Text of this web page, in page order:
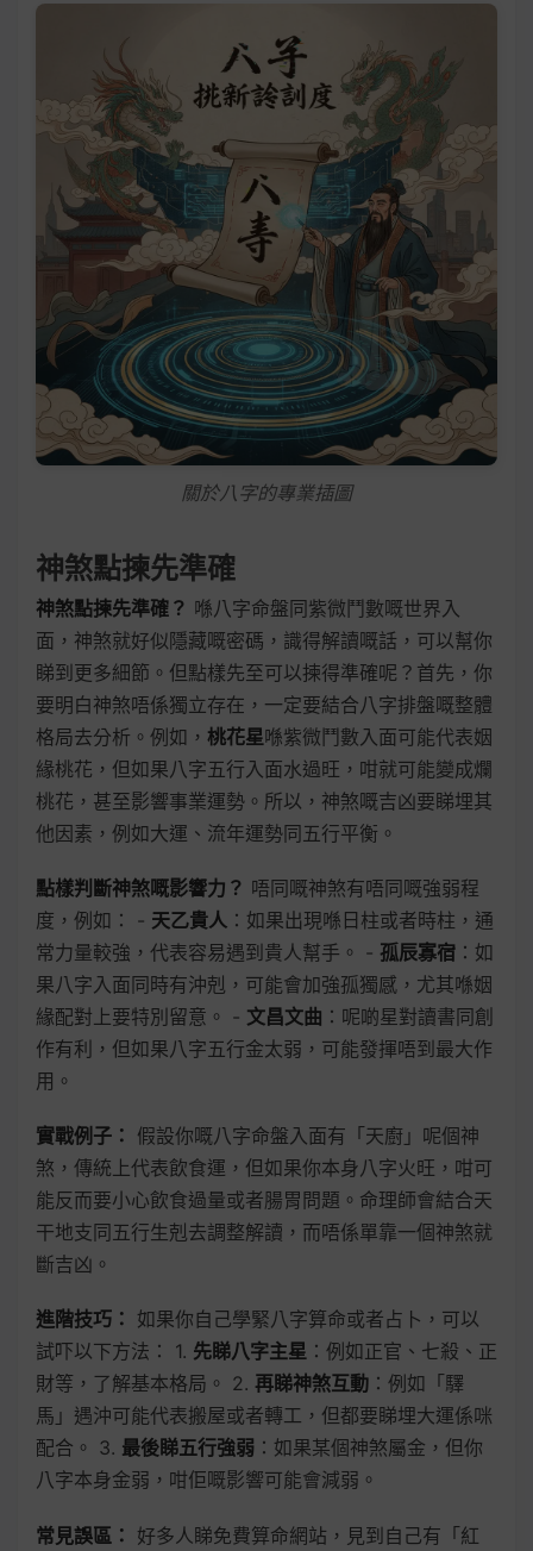
關於八字的專業插圖
神煞點揀先準確
神煞點揀先準確？ 喺八字命盤同紫微鬥數嘅世界入
面，神煞就好似隱藏嘅密碼，識得解讀嘅話，可以幫你
睇到更多細節。但點樣先至可以揀得準確呢？首先，你
要明白神煞唔係獨立存在，一定要結合八字排盤嘅整體
格局去分析。例如， 桃花星喺紫微鬥數入面可能代表姻
緣桃花，但如果八字五行入面水過旺，咁就可能變成爛
桃花，甚至影響事業運勢。所以，神煞嘅吉凶要睇埋其
他因素，例如大運、流年運勢同五行平衡。
點樣判斷神煞嘅影響力？ 唔同嘅神煞有唔同嘅強弱程
度，例如： - 天乙貴人 ：如果出現喺日柱或者時柱，通
常力量較強，代表容易遇到貴人幫手。 - 孤辰寡宿 ：如
果八字入面同時有沖剋，可能會加強孤獨感，尤其喺姻
緣配對上要特別留意。 - 文昌文曲 ：呢啲星對讀書同創
作有利，但如果八字五行金太弱，可能發揮唔到最大作
用。
實戰例子： 假設你嘅八字命盤入面有「天廚」呢個神
煞，傳統上代表飲食運，但如果你本身八字火旺，咁可
能反而要小心飲食過量或者腸胃問題。命理師會結合天
干地支同五行生剋去調整解讀，而唔係單靠一個神煞就
斷吉凶。
進階技巧： 如果你自己學緊八字算命或者占卜，可以
試吓以下方法： 1. 先睇八字主星 ：例如正官、七殺、正
財等，了解基本格局。 2. 再睇神煞互動 ：例如「驛
馬」遇沖可能代表搬屋或者轉工，但都要睇埋大運係咪
配合。 3. 最後睇五行強弱 ：如果某個神煞屬金，但你
八字本身金弱，咁佢嘅影響可能會減弱。
常見誤區： 好多人睇免費算命網站，見到自己有「紅